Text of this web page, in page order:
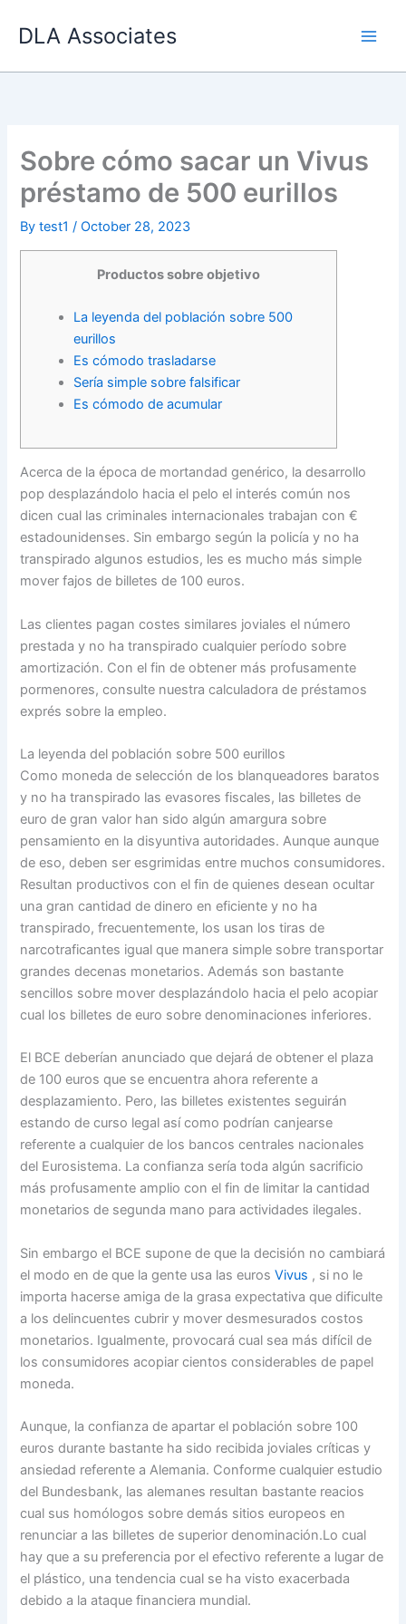
DLA Associates
Sobre cómo sacar un Vivus
préstamo de 500 eurillos
Bytest1/October 28, 2023
Productos sobre objetivo
La leyenda del población sobre 500
eurillos
Es cómodo trasladarse
Serí­a simple sobre falsificar
Es cómodo de acumular
Acerca de la época de mortandad genérico, la desarrollo
pop desplazándolo hacia el pelo el interés común nos
dicen cual las criminales internacionales trabajan con €
estadounidenses. Sin embargo según la policía y no ha
transpirado algunos estudios, les es mucho más simple
mover fajos de billetes de 100 euros.
Las clientes pagan costes similares joviales el número
prestada y no ha transpirado cualquier período sobre
amortización. Con el fin de obtener más profusamente
pormenores, consulte nuestra calculadora de préstamos
exprés sobre la empleo.
La leyenda del población sobre 500 eurillos
Como moneda de selección de los blanqueadores baratos
y no ha transpirado las evasores fiscales, las billetes de
euro de gran valor han sido algún amargura sobre
pensamiento en la disyuntiva autoridades. Aunque aunque
de eso, deben ser esgrimidas entre muchos consumidores.
Resultan productivos con el fin de quienes desean ocultar
una gran cantidad de dinero en eficiente y no ha
transpirado, frecuentemente, los usan los tiras de
narcotraficantes igual que manera simple sobre transportar
grandes decenas monetarios. Además son bastante
sencillos sobre mover desplazándolo hacia el pelo acopiar
cual los billetes de euro sobre denominaciones inferiores.
El BCE deberían anunciado que dejará de obtener el plaza
de 100 euros que se encuentra ahora referente a
desplazamiento. Pero, las billetes existentes seguirán
estando de curso legal así­ como podrían canjearse
referente a cualquier de los bancos centrales nacionales
del Eurosistema. La confianza serí­a toda algún sacrificio
más profusamente amplio con el fin de limitar la cantidad
monetarios de segunda mano para actividades ilegales.
Sin embargo el BCE supone de que la decisión no cambiará
el modo en de que la gente usa las eurosVivus , si no le
importa hacerse amiga de la grasa expectativa que dificulte
a los delincuentes cubrir y mover desmesurados costos
monetarios. Igualmente, provocará cual sea más difícil de
los consumidores acopiar cientos considerables de papel
moneda.
Aunque, la confianza de apartar el población sobre 100
euros durante bastante ha sido recibida joviales críticas y
ansiedad referente a Alemania. Conforme cualquier estudio
del Bundesbank, las alemanes resultan bastante reacios
cual sus homólogos sobre demás sitios europeos en
renunciar a las billetes de superior denominación.Lo cual
hay que a su preferencia por el efectivo referente a lugar de
el plástico, una tendencia cual se ha visto exacerbada
debido a la ataque financiera mundial.